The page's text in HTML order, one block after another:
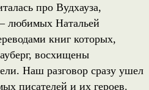
про Вудхауза,
любимых Натальей
книг которых,
восхищены
Наш разговор сразу ушел
писателей и их героев.